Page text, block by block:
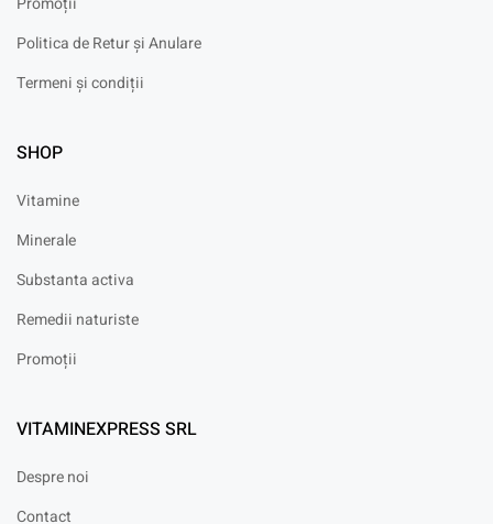
Politica de Retur și Anulare
Termeni și condiții
SHOP
Vitamine
Minerale
Substanta activa
Remedii naturiste
Promoții
VITAMINEXPRESS SRL
Despre noi
Contact